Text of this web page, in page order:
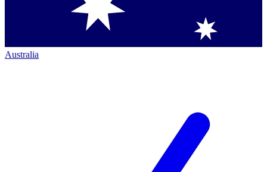
Australia